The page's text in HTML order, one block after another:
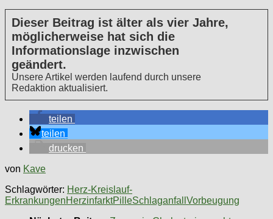
Dieser Beitrag ist älter als vier Jahre,
möglicherweise hat sich die
Informationslage inzwischen
geändert.
Unsere Artikel werden laufend durch unsere
Redaktion aktualisiert.
teilen
teilen
drucken
von Kave
Schlagwörter: Herz-Kreislauf-
ErkrankungenHerzinfarktPilleSchlaganfall Vorbeugung